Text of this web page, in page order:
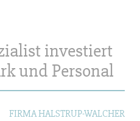
investiert
und Personal
FIRMA HALSTRUP-WALCHER